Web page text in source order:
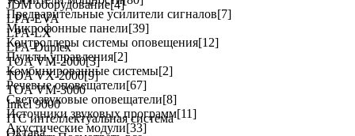
Предварительные усилители сигналов[7]
Микрофонные панели[39]
Контроллеры системы оповещения[12]
Пульты управления[2]
Комбинированные системы[2]
Речевые оповещатели[67]
Светозвуковые оповещатели[8]
Источники звуковых программ[11]
Акустические модули[33]
JDM оборудование[4]
LPA-EVA
LPA-LX
LPA-Duplex
TOA VM-2000[3]
TOA VX-2000[9]
TOA VM-3000
Inkel 9000
ITC интеллектуальная система
Октава